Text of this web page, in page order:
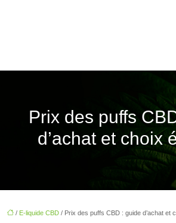
Prix des puffs
d’achat et choix
/ E-liquide CBD / Prix des puffs CBD : guide d’achat et